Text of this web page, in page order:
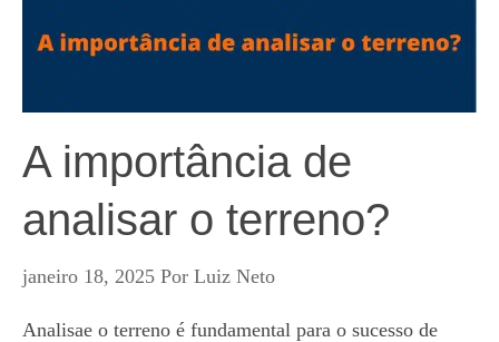
A importância de
analisar o terreno?
janeiro 18, 2025 Por Luiz Neto
Analisae o terreno é fundamental para o sucesso de